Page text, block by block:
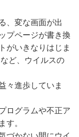
、変な画面が出
プページが書き換
がいきなりはじま
ど、ウイルスの
々進歩していま
ログラムや不正ア
す。